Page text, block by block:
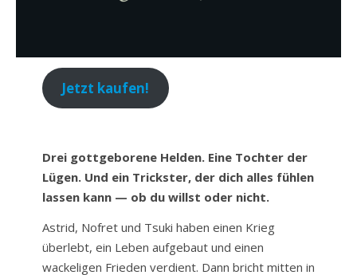
Jetzt kaufen!
Drei gottgeborene Helden. Eine Tochter der
Lügen. Und ein Trickster, der dich alles fühlen
lassen kann — ob du willst oder nicht.
Astrid, Nofret und Tsuki haben einen Krieg
überlebt, ein Leben aufgebaut und einen
wackeligen Frieden verdient. Dann bricht mitten in